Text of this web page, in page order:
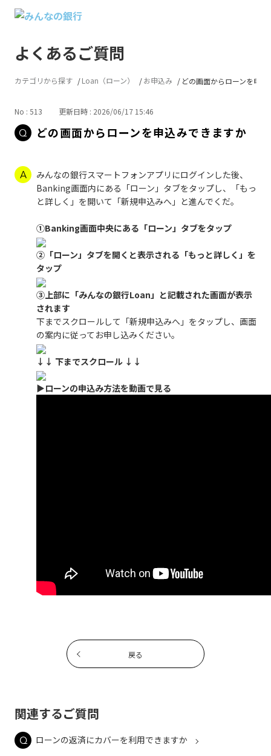
よくあるご質問
カテゴリから探す Loan（ローン） お申込み どの画面からローンを申
No : 513 更新日時 : 2026/06/17 15:46
どの画面からローンを申込みできますか
みんなの銀行スマートフォンアプリにログインした後、
Banking画面内にある「ローン」タブをタップし、「もっ
と詳しく」を開いて「新規申込みへ」と進んでくだ。
①Banking画面中央にある「ローン」タブをタップ
②「ローン」タブを開くと表示される「もっと詳しく」を
タップ
③上部に「みんなの銀行Loan」と記載された画面が表示
されます
下までスクロールして「新規申込みへ」をタップし、画面
の案内に従ってお申し込みください。
↓↓ 下までスクロール ↓↓
▶ローンの申込み方法を動画で見る
戻る
関連するご質問
ローンの返済にカバーを利用できますか